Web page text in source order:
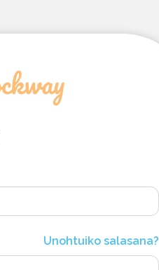
Unohtuiko salasana?